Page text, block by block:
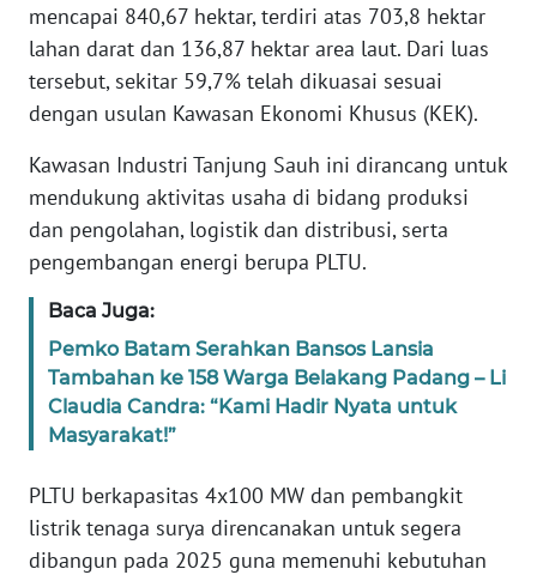
mencapai 840,67 hektar, terdiri atas 703,8 hektar
lahan darat dan 136,87 hektar area laut. Dari luas
tersebut, sekitar 59,7% telah dikuasai sesuai
dengan usulan Kawasan Ekonomi Khusus (KEK).
Kawasan Industri Tanjung Sauh ini dirancang untuk
mendukung aktivitas usaha di bidang produksi
dan pengolahan, logistik dan distribusi, serta
pengembangan energi berupa PLTU.
Baca Juga:
Pemko Batam Serahkan Bansos Lansia
Tambahan ke 158 Warga Belakang Padang – Li
Claudia Candra: “Kami Hadir Nyata untuk
Masyarakat!”
PLTU berkapasitas 4x100 MW dan pembangkit
listrik tenaga surya direncanakan untuk segera
dibangun pada 2025 guna memenuhi kebutuhan
WN
KEPRI
WN
WN
PAPUA
BARAT
WN
RIAU
WN
SERAMBI
WN
JAMBI